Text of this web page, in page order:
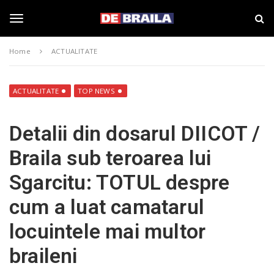
g
l
e
n
i
a
a
–
d
e
b
r
a
i
l
a
.
r
Home ACTUALITATE
ACTUALITATE TOP NEWS
Detalii din dosarul DIICOT /
Braila sub teroarea lui
Sgarcitu: TOTUL despre
cum a luat camatarul
locuintele mai multor
braileni